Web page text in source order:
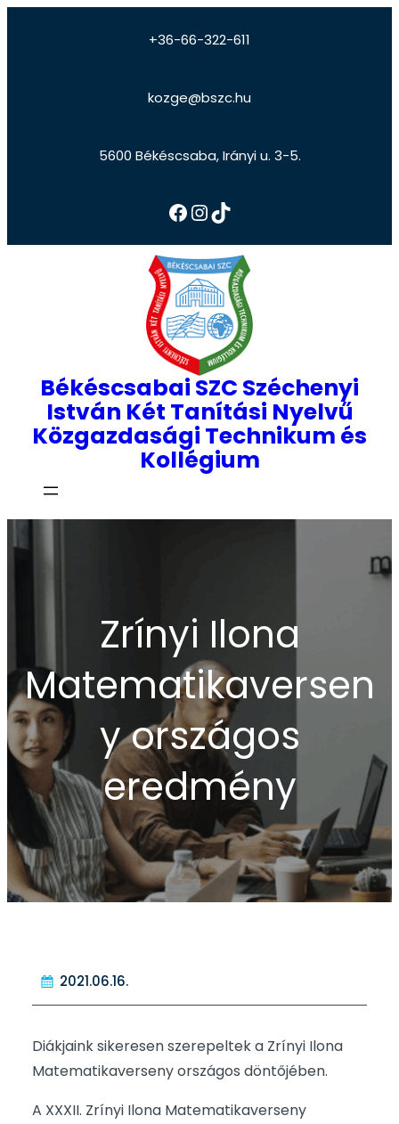
+36-66-322-611
kozge@bszc.hu
5600 Békéscsaba, Irányi u. 3-5.
Békéscsabai SZC Széchenyi
István Két Tanítási Nyelvű
Közgazdasági Technikum és
Kollégium
Zrínyi Ilona
Matematikaversen
y országos
eredmény
2021.06.16.
Diákjaink sikeresen szerepeltek a Zrínyi Ilona
Matematikaverseny országos döntőjében.
A XXXII. Zrínyi Ilona Matematikaverseny